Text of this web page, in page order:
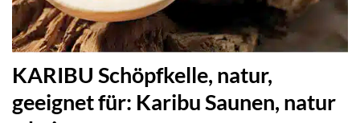
KARIBU Schöpfkelle, natur,
geeignet für: Karibu Saunen, natur